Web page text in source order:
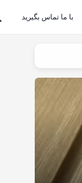
با ما تماس بگیرید